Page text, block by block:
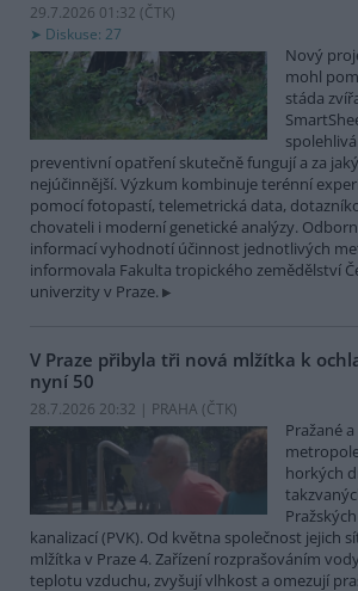
29.7.2026 01:32 (ČTK)
Diskuse: 27
Nový
mohl
stáda
preventivní opatření skutečně fungují a za
nejúčinnější. Výzkum kombinuje terénní
pomocí fotopastí, telemetrická data,
chovateli i moderní genetické analýzy.
informací vyhodnotí účinnost jednotlivých
informovala Fakulta tropického zemědělství
univerzity v Praze.
V Praze přibyla tři nová mlžítka k
nyní 50
28.7.2026 20:32 | PRAHA (ČTK)
Pražané
horkých
kanalizací (PVK). Od května společnost jejich
mlžítka v Praze 4. Zařízení rozprašováním
teplotu vzduchu, zvyšují vlhkost a omezují